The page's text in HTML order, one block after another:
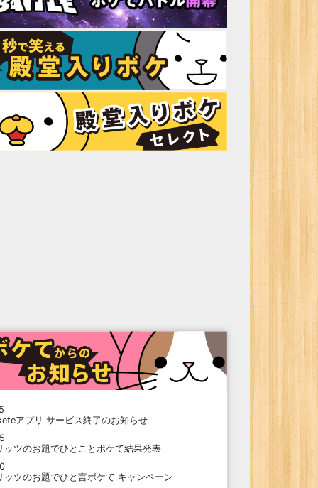
アプリ サービス終了のお知らせ
ッツのお題でひとことボケて結果発表
ッツのお題でひと言ボケて キャンペーン